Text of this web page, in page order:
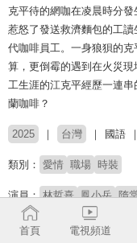
克平待的網咖在凌晨時分
惹怒了發送救濟麵包的工
代咖啡員工。一身狼狽的
算，更倒霉的遇到在火災
工生涯的江克平經歷一連
蘭咖啡？
2025 台灣 國語
類別： 愛情 職場 時裝
演員： 林哲熹 鳳小岳 隋
導演： 邱晧洲
首頁 電視頻道